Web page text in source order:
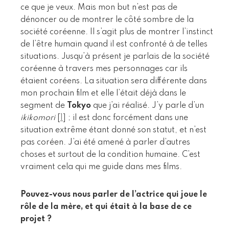
ce que je veux. Mais mon but n’est pas de
dénoncer ou de montrer le côté sombre de la
société coréenne. Il s’agit plus de montrer l’instinct
de l’être humain quand il est confronté à de telles
situations. Jusqu’à présent je parlais de la société
coréenne à travers mes personnages car ils
étaient coréens. La situation sera différente dans
mon prochain film et elle l’était déjà dans le
segment de
Tokyo que j’ai réalisé. J’y parle d’un
ikikomori[
; il est donc forcément dans une
situation extrême étant donné son statut, et n’est
pas coréen. J’ai été amené à parler d’autres
choses et surtout de la condition humaine. C’est
vraiment cela qui me guide dans mes films.
Pouvez-vous nous parler de l’actrice qui joue le
rôle de la mère, et qui était à la base de ce
projet ?